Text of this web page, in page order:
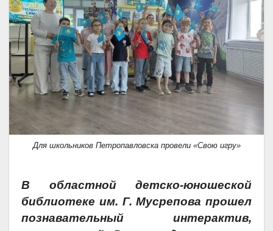
Для школьников Петропавловска провели «Свою игру»
В областной детско-юношеской
библиотеке им. Г. Мусрепова прошел
познавательный интерактив,